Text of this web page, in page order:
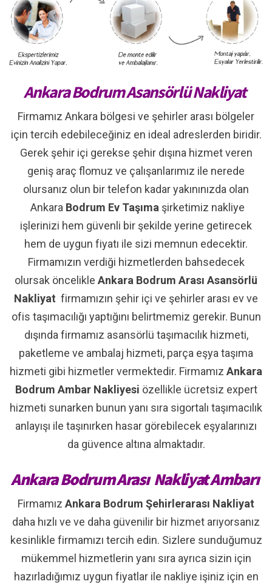
Ankara Bodrum Asansörlü Nakliyat
Firmamız Ankara bölgesi ve şehirler arası bölgeler
için tercih edebileceğiniz en ideal adreslerden biridir.
Gerek şehir içi gerekse şehir dışına hizmet veren
geniş araç flomuz ve çalışanlarımız ile nerede
olursanız olun bir telefon kadar yakınınızda olan
Ankara Bodrum Ev Taşıma şirketimiz nakliye
işlerinizi hem güvenli bir şekilde yerine getirecek
hem de uygun fiyatı ile sizi memnun edecektir.
Firmamızın verdiği hizmetlerden bahsedecek
olursak öncelikle Ankara Bodrum Arası Asansörlü
Nakliyat firmamızın şehir içi ve şehirler arası ev ve
ofis taşımacılığı yaptığını belirtmemiz gerekir. Bunun
dışında firmamız asansörlü taşımacılık hizmeti,
paketleme ve ambalaj hizmeti, parça eşya taşıma
hizmeti gibi hizmetler vermektedir. Firmamız Ankara
Bodrum Ambar Nakliyesi özellikle ücretsiz expert
hizmeti sunarken bunun yanı sıra sigortalı taşımacılık
anlayışı ile taşınırken hasar görebilecek eşyalarınızı
da güvence altına almaktadır.
Ankara Bodrum Arası Nakliyat Ambarı
Firmamız Ankara Bodrum Şehirlerarası Nakliyat
daha hızlı ve ve daha güvenilir bir hizmet arıyorsanız
kesinlikle firmamızı tercih edin. Sizlere sunduğumuz
mükemmel hizmetlerin yanı sıra ayrıca sizin için
hazırladığımız uygun fiyatlar ile nakliye işiniz için en